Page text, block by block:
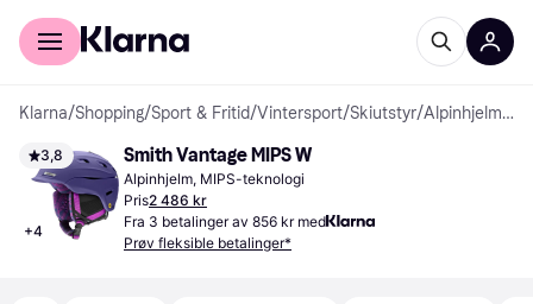
For kunder
Klarna/Shopping/Sport & Fritid/Vintersport/Skiutstyr/ Alpinhjelmer
3,8
+4
Smith Vantage MIPS W
Alpinhjelm, MIPS-teknologi
Pris2 486 kr
Fra 3 betalinger av 856 kr med
Prøv fleksible betalinger*